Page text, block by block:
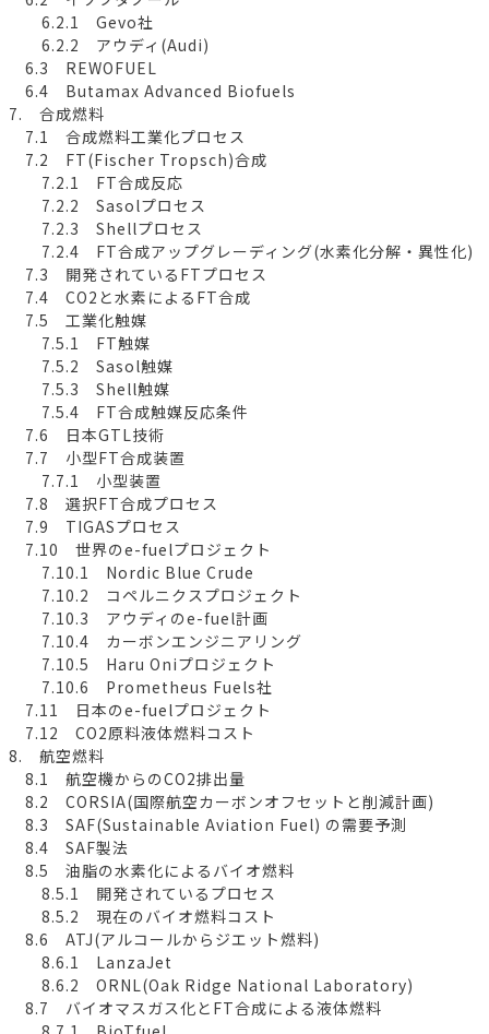
6.2.1 Gevo社
6.2.2 アウディ(Audi)
6.3 REWOFUEL
6.4 Butamax Advanced Biofuels
7. 合成燃料
7.1 合成燃料工業化プロセス
7.2 FT(Fischer Tropsch)合成
7.2.1 FT合成反応
7.2.2 Sasolプロセス
7.2.3 Shellプロセス
7.2.4 FT合成アップグレーディング(水素化分解・異性化)
7.3 開発されているFTプロセス
7.4 CO2と水素によるFT合成
7.5 工業化触媒
7.5.1 FT触媒
7.5.2 Sasol触媒
7.5.3 Shell触媒
7.5.4 FT合成触媒反応条件
7.6 日本GTL技術
7.7 小型FT合成装置
7.7.1 小型装置
7.8 選択FT合成プロセス
7.9 TIGASプロセス
7.10 世界のe-fuelプロジェクト
7.10.1 Nordic Blue Crude
7.10.2 コペルニクスプロジェクト
7.10.3 アウディのe-fuel計画
7.10.4 カーボンエンジニアリング
7.10.5 Haru Oniプロジェクト
7.10.6 Prometheus Fuels社
7.11 日本のe-fuelプロジェクト
7.12 CO2原料液体燃料コスト
8. 航空燃料
8.1 航空機からのCO2排出量
8.2 CORSIA(国際航空カーボンオフセットと削減計画)
8.3 SAF(Sustainable Aviation Fuel) の需要予測
8.4 SAF製法
8.5 油脂の水素化によるバイオ燃料
8.5.1 開発されているプロセス
8.5.2 現在のバイオ燃料コスト
8.6 ATJ(アルコールからジエット燃料)
8.6.1 LanzaJet
8.6.2 ORNL(Oak Ridge National Laboratory)
8.7 バイオマスガス化とFT合成による液体燃料